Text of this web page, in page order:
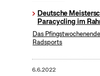
Deutsche
Paracycling im
Das
Radsports
6.6.2022